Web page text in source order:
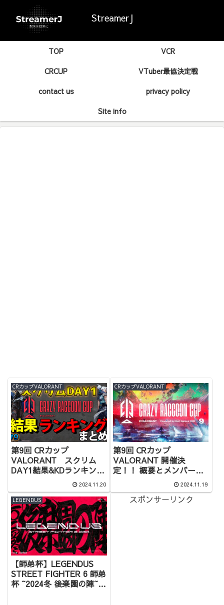
StreamerJ
TOP
VCR
CRCUP
VTuber最協決定戦
contact us
privacy policy
Site info
CRカップVALORANT
第9回 CRカップ
VALORANT スクリム
DAY1結果&KDランキング
2024.11.20
CRカップVALORANT
第9回 CRカップ
VALORANT 開催決
定！！ 概要とメンバーま
とめ 【Crazy Raccoon
Cup Valorant #9
powered by Riot Games
2024.11.19
LEGENDUS
【師弟杯】LEGENDUS
STREET FIGHTER 6 師弟
杯 ~2024冬 後楽園の陣~
スポンサーリンク